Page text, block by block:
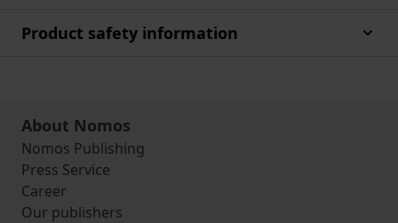
Product safety information
About Nomos
Nomos Publishing
Press Service
Career
Our publishers